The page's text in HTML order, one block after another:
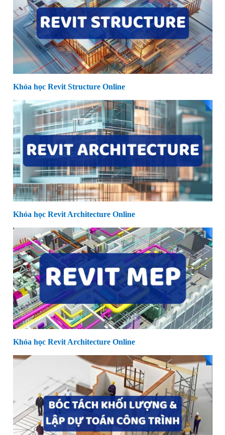
Khóa học Revit Structure Online
Khóa học Revit Architecture Online
Khóa học Revit Architecture Online